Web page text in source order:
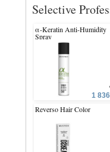
Selective
α-Keratin Anti-Humidity
Spray
1
Reverso Hair Color